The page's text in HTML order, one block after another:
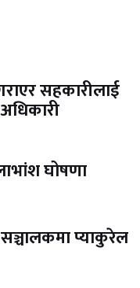
सहकारीलाई
घोषणा
प्याकुरेल